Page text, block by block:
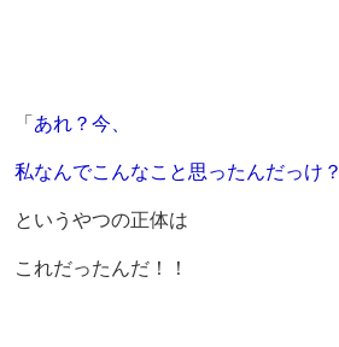
「 あれ？今、
私なんでこんなこと思ったんだっけ？
というやつの正体は
これだったんだ！！